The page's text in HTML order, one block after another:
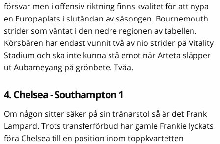
försvar men i offensiv riktning finns kvalitet för att nypa
en Europaplats i slutändan av säsongen. Bournemouth
strider som väntat i den nedre regionen av tabellen.
Körsbären har endast vunnit två av nio strider på Vitality
Stadium och ska inte kunna stå emot när Arteta släpper
ut Aubameyang på grönbete. Tvåa.
4. Chelsea - Southampton 1
Om någon sitter säker på sin tränarstol så är det Frank
Lampard. Trots transferförbud har gamle Frankie lyckats
föra Chelsea till en position inom toppkvartetten